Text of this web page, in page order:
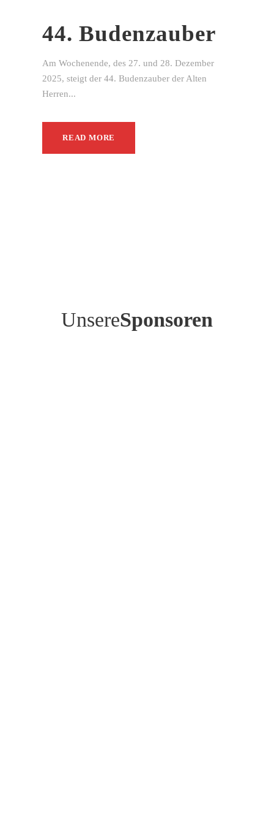
44. Budenzauber
Am Wochenende, des 27. und 28. Dezember
2025, steigt der 44. Budenzauber der Alten
Herren...
READ MORE
UnsereSponsoren